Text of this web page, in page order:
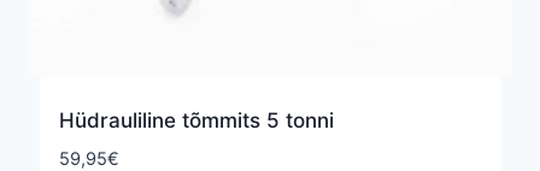
Hüdrauliline tõmmits 5 tonni
59,95€